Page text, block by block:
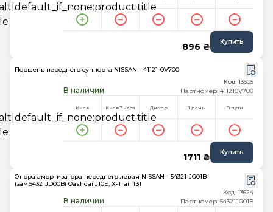
896 ₴ Купить
Поршень переднего суппорта NISSAN - 41121-0V700
В наличии
Код: 13605
Партномер: 411210V700
Киев Киев 3 часа Днепр 1 день В пути
1711 ₴ Купить
Опора амортизатора переднего левая NISSAN - 54321-JG01B
(зам.54321JD00B) Qashqai J10E, X-Trail T31
В наличии
Код: 13624
Партномер: 54321JG01B